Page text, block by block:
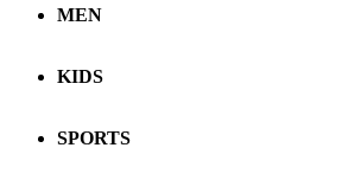
MEN
KIDS
SPORTS